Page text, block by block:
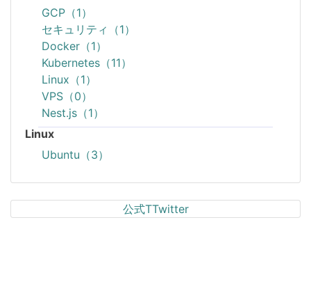
GCP（1）
セキュリティ（1）
Docker（1）
Kubernetes（11）
Linux（1）
VPS（0）
Nest.js（1）
Linux
Ubuntu（3）
公式TTwitter